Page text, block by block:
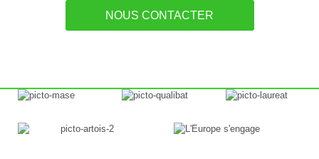
NOUS CONTACTER